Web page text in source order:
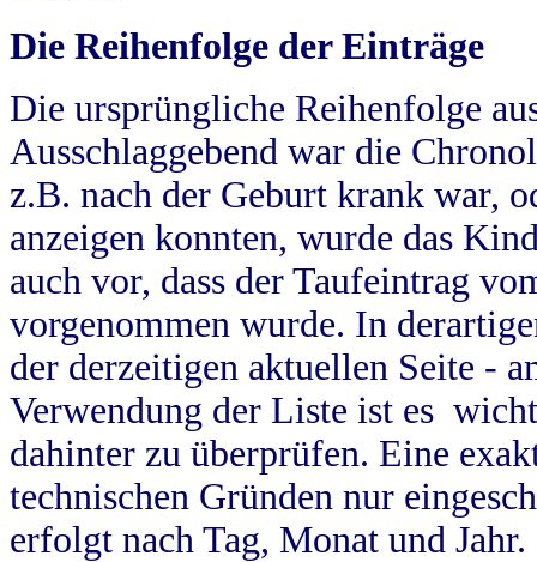
Die Reihenfolge der Einträge
Die ursprüngliche Reihenfolge
Ausschlaggebend war die
z.B. nach der Geburt krank war,
anzeigen konnten, wurde das
auch vor, dass der Taufeintrag
vorgenommen wurde. In
der derzeitigen aktuellen Seite -
Verwendung der Liste ist es
dahinter zu überprüfen. Eine
technischen Gründen nur
erfolgt nach Tag, Monat und Jahr.